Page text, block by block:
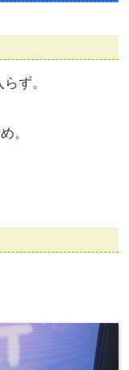
ず。
。